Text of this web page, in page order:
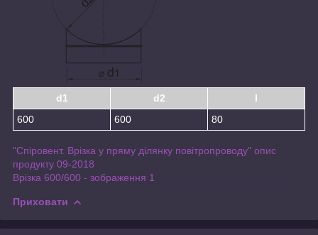
d1 d2
l
600
600 80
"Спіровент. Врізка у пряму ділянку повітропроводу" опис
продукту 09-2018
Врізка 600/600 - зображення 1
Приховати